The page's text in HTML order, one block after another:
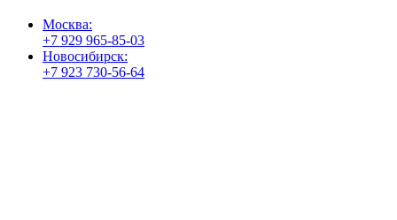
Москва:
+7 929 965-85-03
Новосибирск:
+7 923 730-56-64